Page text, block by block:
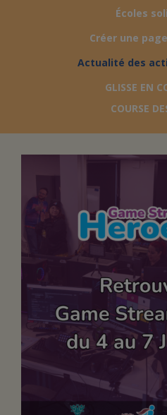
FAIRE
ESPACE
Écoles
Créer une
Actualité des
GLISSE EN
COURSE